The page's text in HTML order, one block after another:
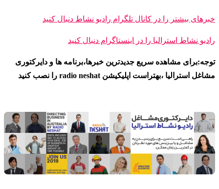
خبرهای بیشتر را در کانال تلگرام رادیو نشاط دنبال کنید
رادیو نشاط ا سترالیا را در اینستاگرام دنبال کنید
توجه:برای مشاهده سریع جدیدترین خبرها،برنامه ها و دایرکتوری
مشاغل استرالیا ،بهتراست اپلیکیشن radio neshat را نصب کنید